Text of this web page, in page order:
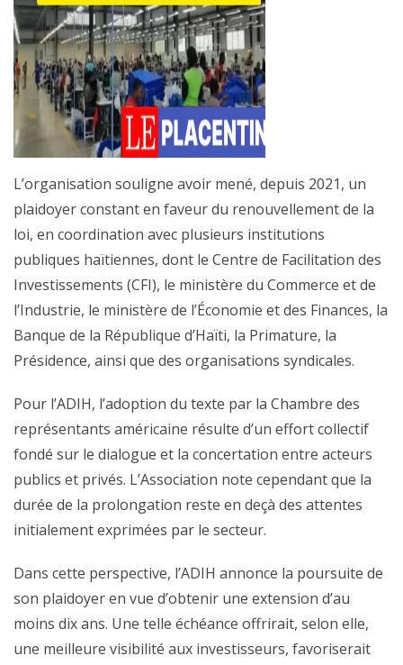
L’organisation souligne avoir mené, depuis 2021, un
plaidoyer constant en faveur du renouvellement de la
loi, en coordination avec plusieurs institutions
publiques haïtiennes, dont le Centre de Facilitation des
Investissements (CFI), le ministère du Commerce et de
l’Industrie, le ministère de l’Économie et des Finances, la
Banque de la République d’Haïti, la Primature, la
Présidence, ainsi que des organisations syndicales.
Pour l’ADIH, l’adoption du texte par la Chambre des
représentants américaine résulte d’un effort collectif
fondé sur le dialogue et la concertation entre acteurs
publics et privés. L’Association note cependant que la
durée de la prolongation reste en deçà des attentes
initialement exprimées par le secteur.
Dans cette perspective, l’ADIH annonce la poursuite de
son plaidoyer en vue d’obtenir une extension d’au
moins dix ans. Une telle échéance offrirait, selon elle,
une meilleure visibilité aux investisseurs, favoriserait